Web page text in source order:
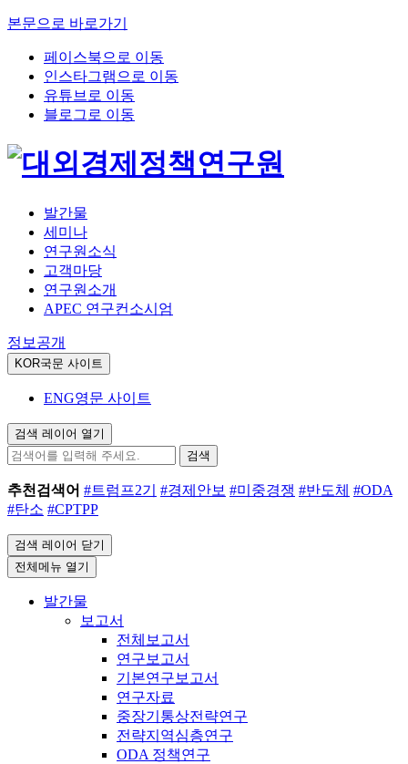
본문으로 바로가기
페이스북으로 이동
인스타그램으로 이동
유튜브로 이동
블로그로 이동
발간물
세미나
연구원소식
고객마당
연구원소개
APEC 연구컨소시엄
정보공개
KOR국문 사이트
ENG영문 사이트
검색 레이어 열기
검색
추천검색어 #트럼프2기 #경제안보 #미중경쟁 #반도체 #ODA
#탄소 #CPTPP
검색 레이어 닫기
전체메뉴 열기
발간물
보고서
전체보고서
연구보고서
기본연구보고서
연구자료
중장기통상전략연구
전략지역심층연구
ODA 정책연구